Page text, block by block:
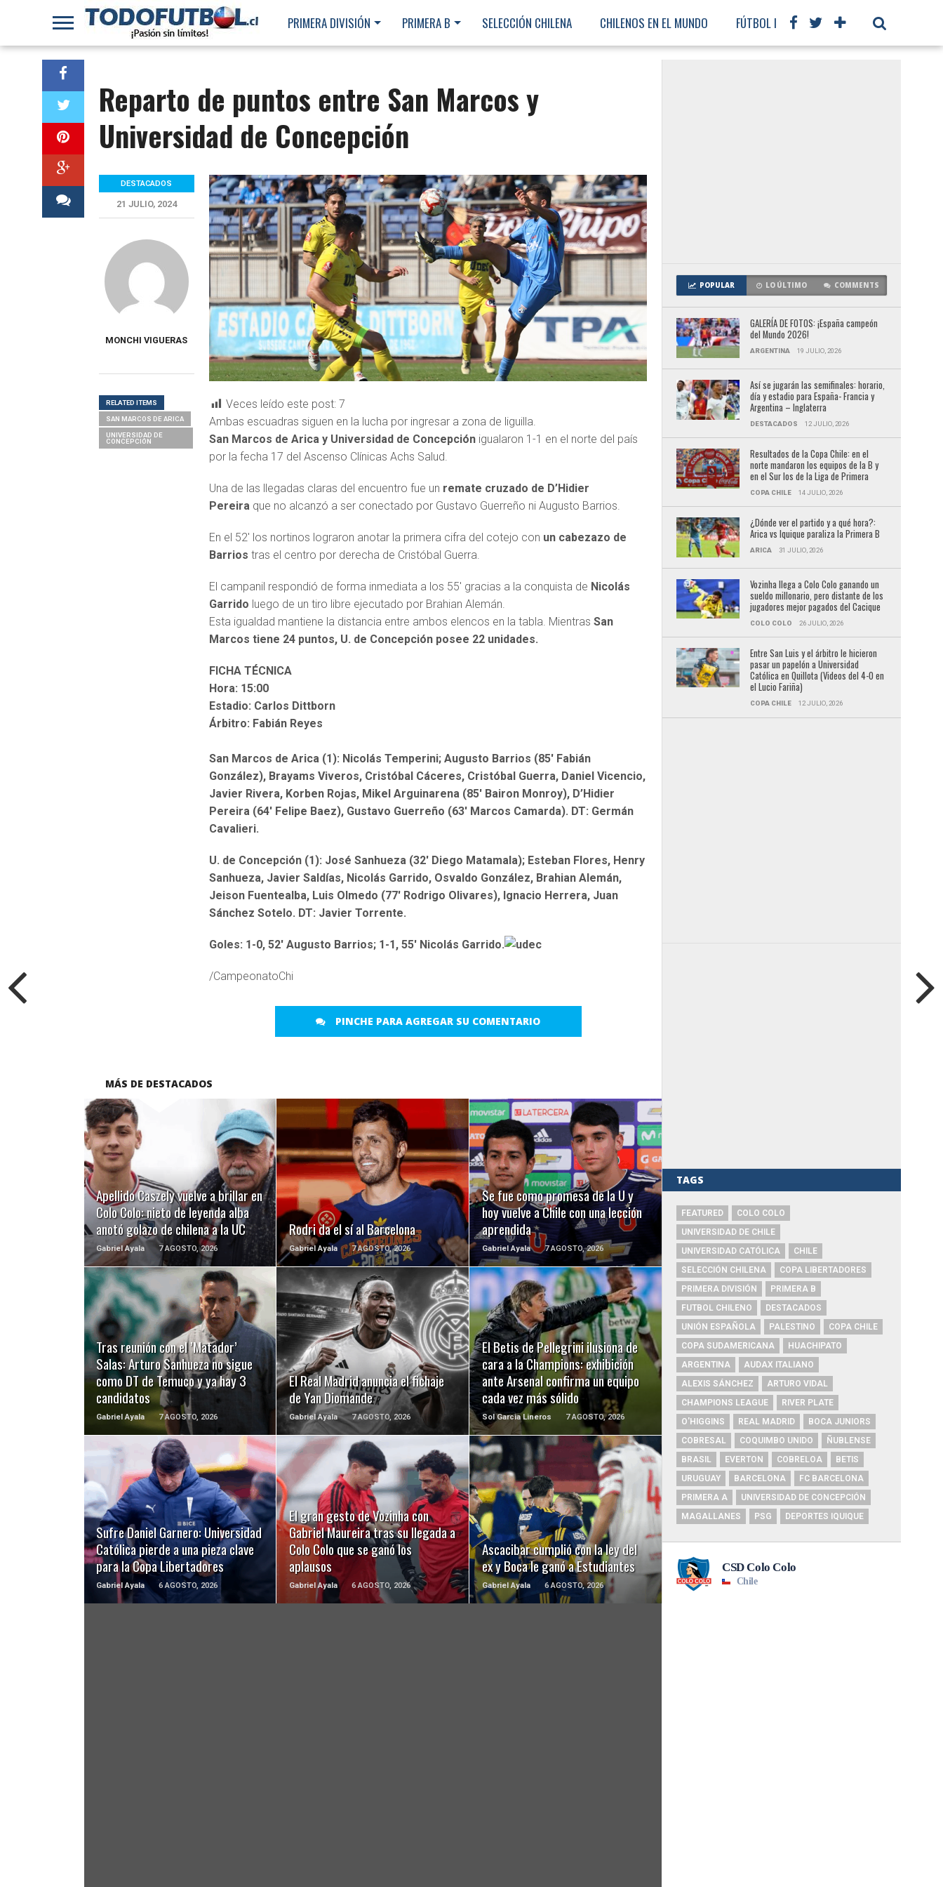
PRIMERA DIVISIÓN PRIMERA B SELECCIÓN CHILENA CHILENOS EN EL MUNDO FÚTBOL INTERNACIONAL
Reparto de puntos entre San Marcos y
Universidad de Concepción
Veces leído este post: 7
Ambas escuadras siguen en la lucha por ingresar a zona de liguilla.
San Marcos de Arica y Universidad de Concepción igualaron 1-1 en el norte del país
por la fecha 17 del Ascenso Clínicas Achs Salud.
Una de las llegadas claras del encuentro fue un remate cruzado de D’Hidier
Pereira que no alcanzó a ser conectado por Gustavo Guerreño ni Augusto Barrios.
En el 52′ los nortinos lograron anotar la primera cifra del cotejo con un cabezazo de
Barrios tras el centro por derecha de Cristóbal Guerra.
El campanil respondió de forma inmediata a los 55′ gracias a la conquista de Nicolás
Garrido luego de un tiro libre ejecutado por Brahian Alemán.
Esta igualdad mantiene la distancia entre ambos elencos en la tabla. MientrasSan
Marcos tiene 24 puntos, U. de Concepción posee 22 unidades.
FICHA TÉCNICA
Hora: 15:00
Estadio: Carlos Dittborn
Árbitro: Fabián Reyes
San Marcos de Arica (1): Nicolás Temperini; Augusto Barrios (85′ Fabián
González), Brayams Viveros, Cristóbal Cáceres, Cristóbal Guerra, Daniel Vicencio,
Javier Rivera, Korben Rojas, Mikel Arguinarena (85′ Bairon Monroy), D’Hidier
Pereira (64′ Felipe Baez), Gustavo Guerreño (63′ Marcos Camarda). DT: Germán
Cavalieri.
U. de Concepción (1): José Sanhueza (32′ Diego Matamala); Esteban Flores, Henry
Sanhueza, Javier Saldías, Nicolás Garrido, Osvaldo González, Brahian Alemán,
Jeison Fuentealba, Luis Olmedo (77′ Rodrigo Olivares), Ignacio Herrera, Juan
Sánchez Sotelo. DT: Javier Torrente.
Goles: 1-0, 52′ Augusto Barrios; 1-1, 55′ Nicolás Garrido.
/CampeonatoChi
PINCHE PARA AGREGAR SU COMENTARIO
DESTACADOS
21 JULIO, 2024
MONCHI VIGUERAS
RELATED ITEMS
SAN MARCOS DE ARICA
UNIVERSIDAD DE
CONCEPCIÓN
MÁS DE DESTACADOS
Apellido Caszely vuelve a brillar en
Colo Colo: nieto de leyenda alba
anotó golazo de chilena a la UC
Gabriel Ayala 7 AGOSTO, 2026
LEER MÁS
Rodri da el sí al Barcelona
Gabriel Ayala 7 AGOSTO, 2026
LEER MÁS
Se fue como promesa de la U y
hoy vuelve a Chile con una lección
aprendida
Gabriel Ayala 7 AGOSTO, 2026
LEER MÁS
Tras reunión con el ’Matador’
Salas: Arturo Sanhueza no sigue
como DT de Temuco y ya hay 3
candidatos
Gabriel Ayala 7 AGOSTO, 2026
LEER MÁS
El Real Madrid anuncia el fichaje
de Yan Diomande
Gabriel Ayala 7 AGOSTO, 2026
LEER MÁS
El Betis de Pellegrini ilusiona de
cara a la Champions: exhibición
ante Arsenal confirma un equipo
cada vez más sólido
Sol Garcia Lineros 7 AGOSTO, 2026
LEER MÁS
Sufre Daniel Garnero: Universidad
Católica pierde a una pieza clave
para la Copa Libertadores
Gabriel Ayala 6 AGOSTO, 2026
LEER MÁS
El gran gesto de Vozinha con
Gabriel Maureira tras su llegada a
Colo Colo que se ganó los
aplausos
Gabriel Ayala 6 AGOSTO, 2026
LEER MÁS
Ascacibar cumplió con la ley del
ex y Boca le ganó a Estudiantes
Gabriel Ayala 6 AGOSTO, 2026
LEER MÁS
POPULAR LO ÚLTIMO COMMENTS
GALERÍA DE FOTOS: ¡España campeón
del Mundo 2026!
ARGENTINA 19 JULIO, 2026
Así se jugarán las semifinales: horario,
día y estadio para España- Francia y
Argentina – Inglaterra
DESTACADOS 12 JULIO, 2026
Resultados de la Copa Chile: en el
norte mandaron los equipos de la B y
en el Sur los de la Liga de Primera
COPA CHILE 14 JULIO, 2026
¿Dónde ver el partido y a qué hora?:
Arica vs Iquique paraliza la Primera B
ARICA 31 JULIO, 2026
Vozinha llega a Colo Colo ganando un
sueldo millonario, pero distante de los
jugadores mejor pagados del Cacique
COLO COLO 26 JULIO, 2026
Entre San Luis y el árbitro le hicieron
pasar un papelón a Universidad
Católica en Quillota (Videos del 4-0 en
el Lucio Fariña)
COPA CHILE 12 JULIO, 2026
TAGS
FEATURED
COLO COLO
UNIVERSIDAD DE CHILE
UNIVERSIDAD CATÓLICA
CHILE
SELECCIÓN CHILENA
COPA LIBERTADORES
PRIMERA DIVISIÓN
PRIMERA B
FUTBOL CHILENO
DESTACADOS
UNIÓN ESPAÑOLA
PALESTINO
COPA CHILE
COPA SUDAMERICANA
HUACHIPATO
ARGENTINA
AUDAX ITALIANO
ALEXIS SÁNCHEZ
ARTURO VIDAL
CHAMPIONS LEAGUE
RIVER PLATE
O'HIGGINS
REAL MADRID
BOCA JUNIORS
COBRESAL
COQUIMBO UNIDO
ÑUBLENSE
BRASIL
EVERTON COBRELOA
BETIS
URUGUAY
BARCELONA
FC BARCELONA
PRIMERA A
UNIVERSIDAD DE CONCEPCIÓN
MAGALLANES
PSG DEPORTES IQUIQUE